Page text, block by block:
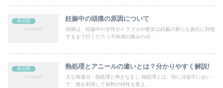
未分類 妊娠中の頭痛の原因について
頭痛は、妊娠中の女性がトラブルや彼女は妊娠の新たな責任に対処
するまで行くだろう不快感の痛みのポ...
未分類 熱処理とアニールの違いとは？分かりやすく解説!
主な相違点 - 熱処理と焼きなまし 熱処理とは、特に冶金学におい
て、熱を利用して材料の特性を変え...